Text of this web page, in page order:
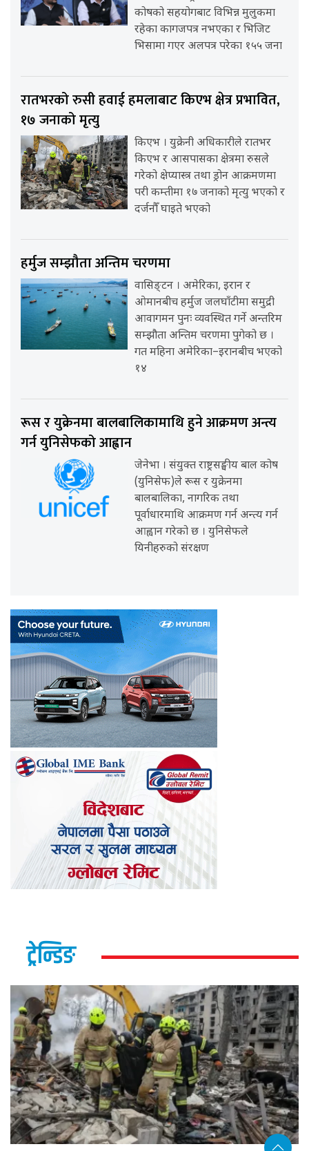
कोषको सहयोगबाट विभिन्न मुलुकमा
रहेका कागजपत्र नभएका र भिजिट
भिसामा गएर अलपत्र परेका १५५ जना
रातभरको रुसी हवाई हमलाबाट किएभ क्षेत्र प्रभावित,
१७ जनाको मृत्यु
किएभ । युक्रेनी अधिकारीले रातभर
किएभ र आसपासका क्षेत्रमा रुसले
गरेको क्षेप्यास्त्र तथा ड्रोन आक्रमणमा
परी कम्तीमा १७ जनाको मृत्यु भएको र
दर्जनौँ घाइते भएको
हर्मुज सम्झौता अन्तिम चरणमा
वासिङ्टन । अमेरिका, इरान र
ओमानबीच हर्मुज जलघाँटीमा समुद्री
आवागमन पुनः व्यवस्थित गर्ने अन्तरिम
सम्झौता अन्तिम चरणमा पुगेको छ ।
गत महिना अमेरिका–इरानबीच भएको
१४
रूस र युक्रेनमा बालबालिकामाथि हुने आक्रमण अन्त्य
गर्न युनिसेफको आह्वान
जेनेभा । संयुक्त राष्ट्रसङ्घीय बाल कोष
(युनिसेफ)ले रूस र युक्रेनमा
बालबालिका, नागरिक तथा
पूर्वाधारमाथि आक्रमण गर्न अन्त्य गर्न
आह्वान गरेको छ । युनिसेफले
यिनीहरुको संरक्षण
ट्रेन्डिङ